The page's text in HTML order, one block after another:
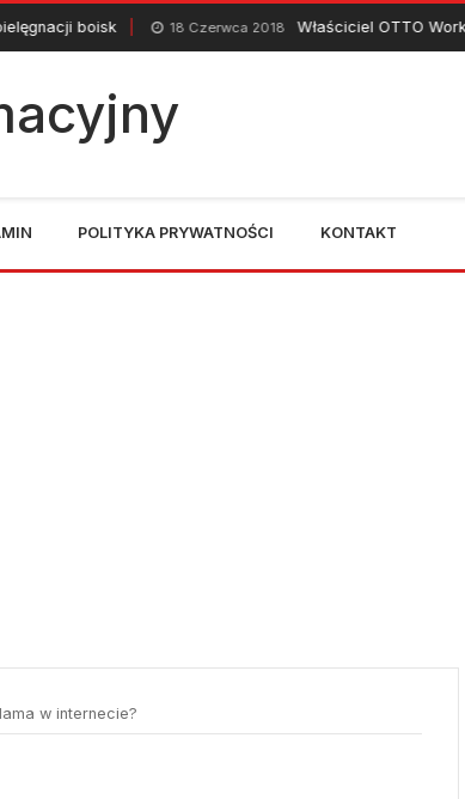
18 Czerwca 2018 Właściciel OTTO Work Force
POLITYKA PRYWATNOŚCI KONTAKT
w internecie?